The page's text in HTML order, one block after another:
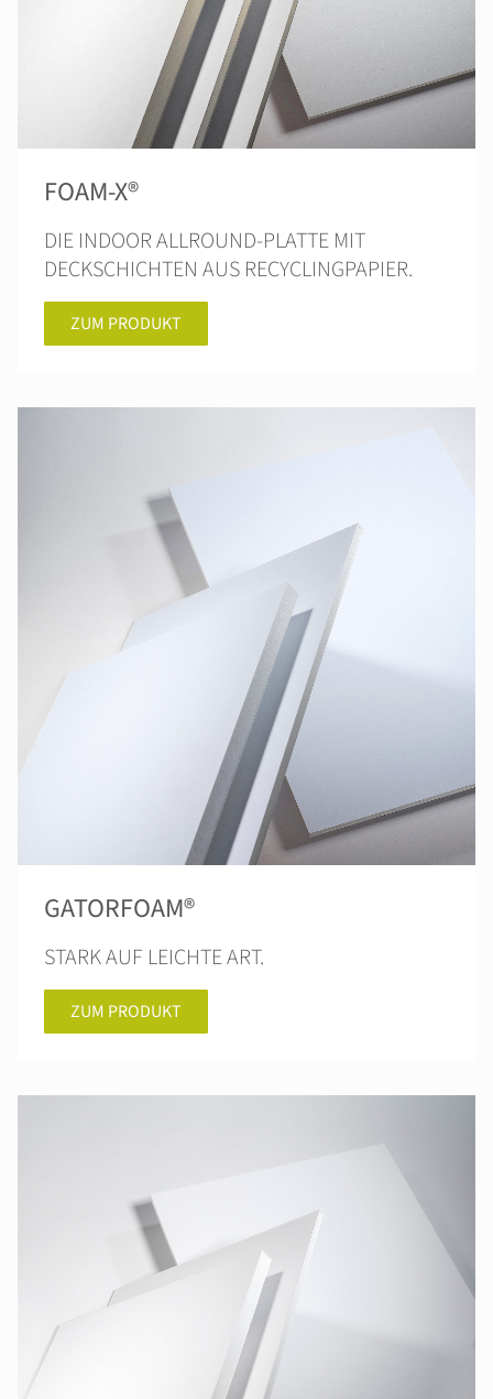
FOAM-X®
DIE INDOOR ALLROUND-PLATTE MIT
DECKSCHICHTEN AUS RECYCLINGPAPIER.
ZUM PRODUKT
GATORFOAM®
STARK AUF LEICHTE ART.
ZUM PRODUKT